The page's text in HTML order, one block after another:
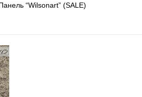
“Wilsonart” (SALE)